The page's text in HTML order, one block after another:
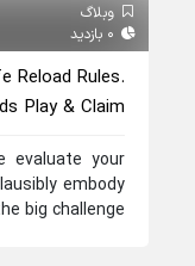
وبلاگ
Reload Rules.
Play & Claim
evaluate your
embody
big challenge...